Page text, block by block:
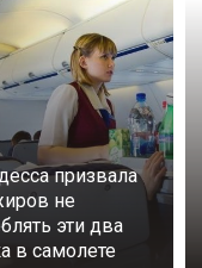
призвала
не
эти два
в самолете